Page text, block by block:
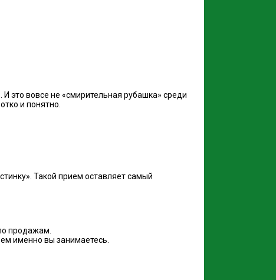
это вовсе не «смирительная рубашка» среди
и понятно.
Такой прием оставляет самый
продажам.
именно вы занимаетесь.